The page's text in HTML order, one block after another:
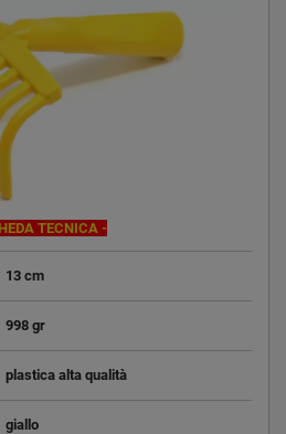
TECNICA -
13 cm
998 gr
plastica alta qualità
giallo